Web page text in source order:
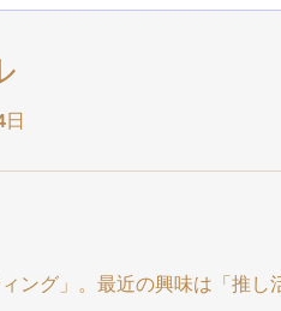
ング」。最近の興味は「推